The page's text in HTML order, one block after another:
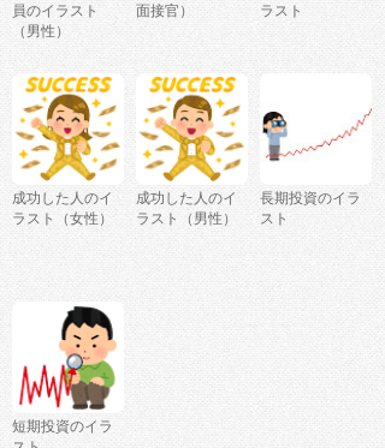
員のイラスト
（男性）
面接官）
ラスト
成功した人のイ
ラスト（女性）
成功した人のイ
ラスト（男性）
長期投資のイラ
スト
短期投資のイラ